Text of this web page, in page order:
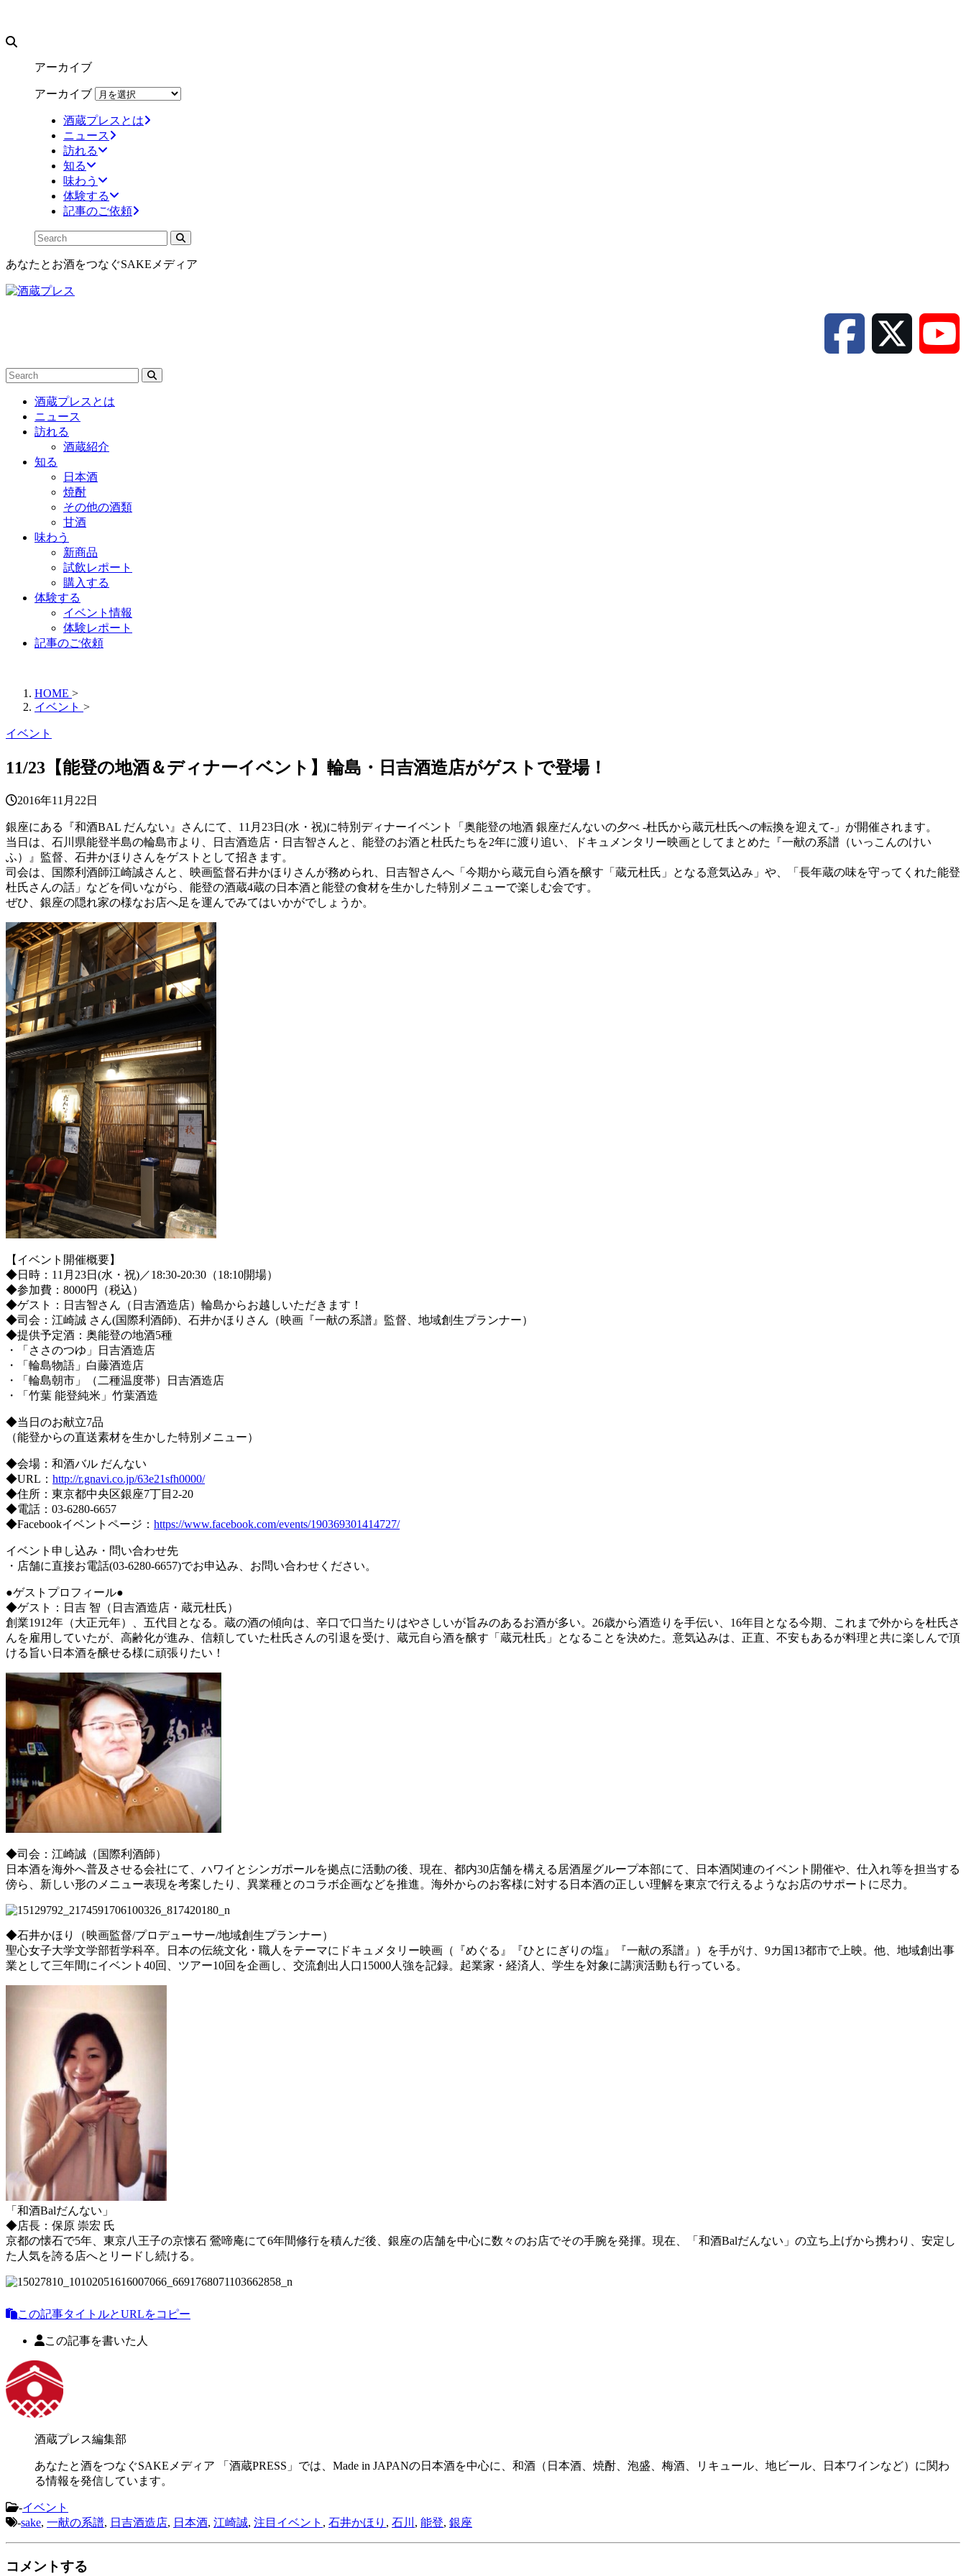
アーカイブ
アーカイブ
酒蔵プレスとは
ニュース
訪れる
知る
味わう
体験する
記事のご依頼
あなたとお酒をつなぐSAKEメディア
酒蔵プレスとは
ニュース
訪れる
酒蔵紹介
知る
日本酒
焼酎
その他の酒類
甘酒
味わう
新商品
試飲レポート
購入する
体験する
イベント情報
体験レポート
記事のご依頼
HOME >
イベント >
イベント
11/23【能登の地酒＆ディナーイベント】輪島・日吉酒造店がゲストで登場！
2016年11月22日
銀座にある『和酒BAL だんない』さんにて、11月23日(水・祝)に特別ディナーイベント「奥能登の地酒 銀座だんないの夕べ -杜氏から蔵元杜氏への転換を迎えて-」が開催されます。
当日は、石川県能登半島の輪島市より、日吉酒造店・日吉智さんと、能登のお酒と杜氏たちを2年に渡り追い、ドキュメンタリー映画としてまとめた『一献の系譜（いっこんのけい
ふ）』監督、石井かほりさんをゲストとして招きます。
司会は、国際利酒師江崎誠さんと、映画監督石井かほりさんが務められ、日吉智さんへ「今期から蔵元自ら酒を醸す「蔵元杜氏」となる意気込み」や、「長年蔵の味を守ってくれた能登
杜氏さんの話」などを伺いながら、能登の酒蔵4蔵の日本酒と能登の食材を生かした特別メニューで楽しむ会です。
ぜひ、銀座の隠れ家の様なお店へ足を運んでみてはいかがでしょうか。
【イベント開催概要】
◆日時：11月23日(水・祝)／18:30-20:30（18:10開場）
◆参加費：8000円（税込）
◆ゲスト：日吉智さん（日吉酒造店）輪島からお越しいただきます！
◆司会：江崎誠 さん(国際利酒師)、石井かほりさん（映画『一献の系譜』監督、地域創生プランナー）
◆提供予定酒：奥能登の地酒5種
・「ささのつゆ」日吉酒造店
・「輪島物語」白藤酒造店
・「輪島朝市」（二種温度帯）日吉酒造店
・「竹葉 能登純米」竹葉酒造
◆当日のお献立7品
（能登からの直送素材を生かした特別メニュー）
◆会場：和酒バル だんない
◆URL： http://r.gnavi.co.jp/63e21sfh0000/
◆住所：東京都中央区銀座7丁目2-20
◆電話：03-6280-6657
◆Facebookイベントページ： https://www.facebook.com/events/190369301414727/
イベント申し込み・問い合わせ先
・店舗に直接お電話(03-6280-6657)でお申込み、お問い合わせください。
●ゲストプロフィール●
◆ゲスト：日吉 智（日吉酒造店・蔵元杜氏）
創業1912年（大正元年）、五代目となる。蔵の酒の傾向は、辛口で口当たりはやさしいが旨みのあるお酒が多い。26歳から酒造りを手伝い、16年目となる今期、これまで外からを杜氏さ
んを雇用していたが、高齢化が進み、信頼していた杜氏さんの引退を受け、蔵元自ら酒を醸す「蔵元杜氏」となることを決めた。意気込みは、正直、不安もあるが料理と共に楽しんで頂
ける旨い日本酒を醸せる様に頑張りたい！
◆司会：江崎誠（国際利酒師）
日本酒を海外へ普及させる会社にて、ハワイとシンガポールを拠点に活動の後、現在、都内30店舗を構える居酒屋グループ本部にて、日本酒関連のイベント開催や、仕入れ等を担当する
傍ら、新しい形のメニュー表現を考案したり、異業種とのコラボ企画などを推進。海外からのお客様に対する日本酒の正しい理解を東京で行えるようなお店のサポートに尽力。
◆石井かほり（映画監督/プロデューサー/地域創生プランナー）
聖心女子大学文学部哲学科卒。日本の伝統文化・職人をテーマにドキュメタリー映画（『めぐる』『ひとにぎりの塩』『一献の系譜』）を手がけ、9カ国13都市で上映。他、地域創出事
業として三年間にイベント40回、ツアー10回を企画し、交流創出人口15000人強を記録。起業家・経済人、学生を対象に講演活動も行っている。
「和酒Balだんない」
◆店長：保原 崇宏 氏
京都の懐石で5年、東京八王子の京懐石 鶯啼庵にて6年間修行を積んだ後、銀座の店舗を中心に数々のお店でその手腕を発揮。現在、「和酒Balだんない」の立ち上げから携わり、安定し
た人気を誇る店へとリードし続ける。
この記事タイトルとURLをコピー
この記事を書いた人
酒蔵プレス編集部
あなたと酒をつなぐSAKEメディア 「酒蔵PRESS」では、Made in JAPANの日本酒を中心に、和酒（日本酒、焼酎、泡盛、梅酒、リキュール、地ビール、日本ワインなど）に関わ
る情報を発信しています。
-イベント
-sake, 一献の系譜, 日吉酒造店, 日本酒, 江崎誠, 注目イベント , 石井かほり , 石川 , 能登, 銀座
コメントする